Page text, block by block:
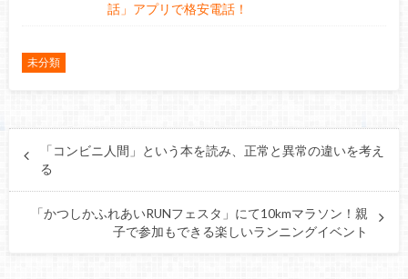
話」アプリで格安電話！
未分類
「コンビニ人間」という本を読み、正常と異常の違いを考え
る
「かつしかふれあいRUNフェスタ」にて10kmマラソン！親
子で参加もできる楽しいランニングイベント